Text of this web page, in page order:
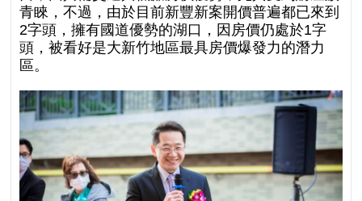
青睞，不過，由於目前新豐新案開價普遍都已來到
2字頭，擁有國道優勢的湖口，因房價仍處於1字
頭，被看好是大新竹地區最具房價爆發力的潛力
區。